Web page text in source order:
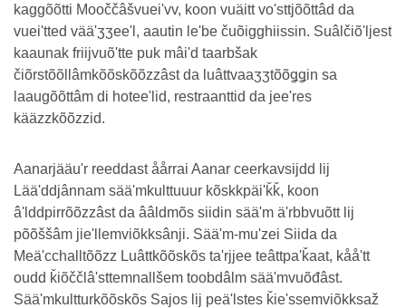
kaggõõtti Mooččâšvueiʹvv, koon vuäitt voʹsttjõõttâd da
vueiʹtted vääʹʒʒeeʹl, aautin leʹbe čuõigghiissin. Suâlčiõʹljest
kaaunak friijvuõʹtte puk mâiʹd taarbšak
čiõrstõõllâmkõõskõõzzâst da luâttvaaʒʒtõõǥǥin sa
laaugõõttâm di hoteeʹlid, restraanttid da jeeʹres
kääzzkõõzzid.
Aanarjääuʹr reeddast åårrai Aanar ceerkavsijdd lij
Lääʹddjânnam sääʹmkulttuuur kõskkpäiʹǩǩ, koon
âʹlddpirrõõzzâst da ââldmõs siidin sääʹm äʹrbbvuõtt lij
põõššâm jieʹllemviõkksânji. Sääʹm-muʹzei Siida da
Meäʹcchalltõõzz Luâttkõõskõs taʹrjjee teâttpaʹǩaat, kååʹtt
oudd ǩiõččlâʹsttemnallšem toobdâlm sääʹmvuõđâst.
Sääʹmkultturkõõskõs Sajos lij peäʹlstes ǩieʹssemviõkksaž